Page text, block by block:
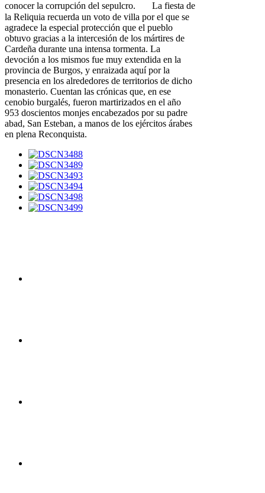
conocer la corrupción del sepulcro. La fiesta de
la Reliquia recuerda un voto de villa por el que se
agradece la especial protección que el pueblo
obtuvo gracias a la intercesión de los mártires de
Cardeña durante una intensa tormenta. La
devoción a los mismos fue muy extendida en la
provincia de Burgos, y enraizada aquí por la
presencia en los alrededores de territorios de dicho
monasterio. Cuentan las crónicas que, en ese
cenobio burgalés, fueron martirizados en el año
953 doscientos monjes encabezados por su padre
abad, San Esteban, a manos de los ejércitos árabes
en plena Reconquista.